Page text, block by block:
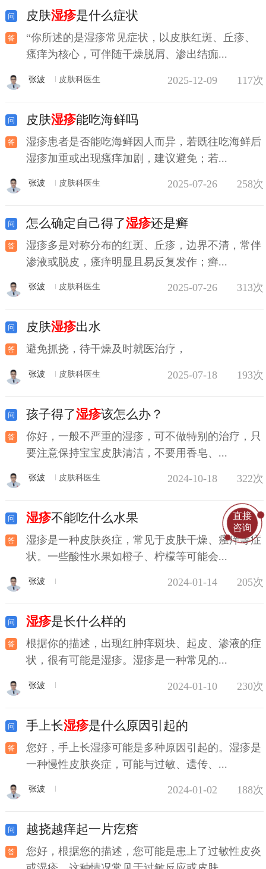
皮肤湿疹是什么症状
“你所述的是湿疹常见症状，以皮肤红斑、丘疹、
瘙痒为核心，可伴随干燥脱屑、渗出结痂...
张波 皮肤科医生 2025-12-09 117次
皮肤湿疹能吃海鲜吗
湿疹患者是否能吃海鲜因人而异，若既往吃海鲜后
湿疹加重或出现瘙痒加剧，建议避免；若...
张波 皮肤科医生 2025-07-26 258次
怎么确定自己得了湿疹还是癣
湿疹多是对称分布的红斑、丘疹，边界不清，常伴
渗液或脱皮，瘙痒明显且易反复发作；癣...
张波 皮肤科医生 2025-07-26 313次
皮肤湿疹出水
避免抓挠，待干燥及时就医治疗，
张波 皮肤科医生 2025-07-18 193次
孩子得了湿疹该怎么办？
你好，一般不严重的湿疹，可不做特别的治疗，只
要注意保持宝宝皮肤清洁，不要用香皂、...
张波 皮肤科医生 2024-10-18 322次
湿疹不能吃什么水果
湿疹是一种皮肤炎症，常见于皮肤干燥、瘙痒等症
状。一些酸性水果如橙子、柠檬等可能会...
张波 2024-01-14 205次
湿疹是长什么样的
根据你的描述，出现红肿痒斑块、起皮、渗液的症
状，很有可能是湿疹。湿疹是一种常见的...
张波 2024-01-10 230次
手上长湿疹是什么原因引起的
您好，手上长湿疹可能是多种原因引起的。湿疹是
一种慢性皮肤炎症，可能与过敏、遗传、...
张波 2024-01-02 188次
越挠越痒起一片疙瘩
您好，根据您的描述，您可能是患上了过敏性皮炎
直接
咨询